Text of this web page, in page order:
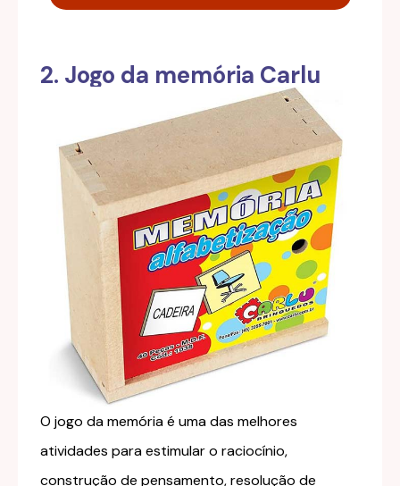
2. Jogo da memória Carlu
O jogo da memória é uma das melhores
atividades para estimular o raciocínio,
construção de pensamento, resolução de